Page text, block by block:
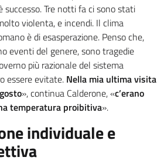
successo. Tre notti fa ci sono stati
violenta, e incendi. Il clima
è di esasperazione. Penso che,
eventi del genere, sono tragedie
più razionale del sistema
essere evitate. Nella mia ultima visita
», continua Calderone, «c’erano
temperatura proibitiva».
individuale e